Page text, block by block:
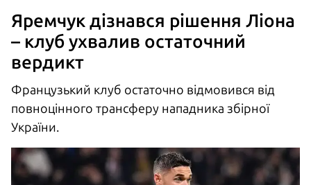
Яремчук дізнався рішення Ліона
– клуб ухвалив остаточний
вердикт
Французький клуб остаточно відмовився від
повноцінного трансферу нападника збірної
України.